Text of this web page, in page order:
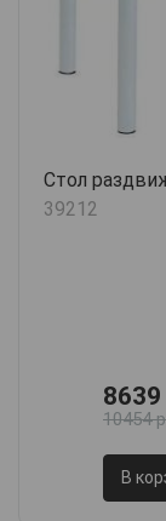
Стол
39212
8639
10454
В